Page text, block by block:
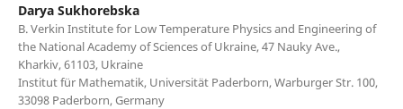
Darya Sukhorebska
B. Verkin Institute for Low Temperature Physics and Engineering of
the National Academy of Sciences of Ukraine, 47 Nauky Ave.,
Kharkiv, 61103, Ukraine
Institut für Mathematik, Universität Paderborn, Warburger Str. 100,
33098 Paderborn, Germany